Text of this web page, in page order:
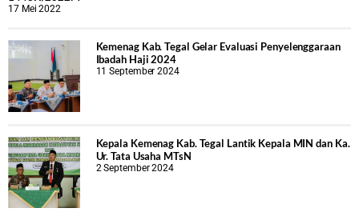
17 Mei 2022
Kemenag Kab. Tegal Gelar Evaluasi Penyelenggaraan
Ibadah Haji 2024
11 September 2024
Kepala Kemenag Kab. Tegal Lantik Kepala MIN dan Ka.
Ur. Tata Usaha MTsN
2 September 2024